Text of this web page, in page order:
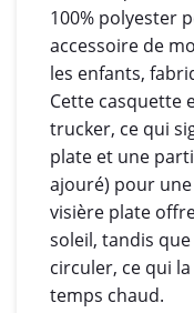
100% polyester
accessoire de
les enfants,
Cette casquette
trucker, ce qui
plate et une
ajouré) pour
visière plate
soleil, tandis
circuler, ce qui
temps chaud.